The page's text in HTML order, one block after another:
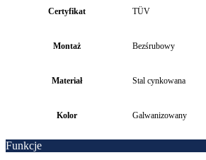
Certyfikat TÜV
Montaż Bezśrubowy
Materiał Stal cynkowana
Kolor Galwanizowany
Funkcje